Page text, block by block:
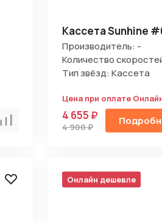
Сравнить
Кассета Sunhine
Производитель: -
Количество
Тип звёзд: Кассета
Цена при оплате
4 655 ₽
4 900 ₽
Онлайн дешевле
вы даетесогласие на обработку
с политикой конфиденциальности